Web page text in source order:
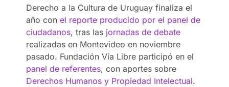
Derecho a la Cultura de Uruguay finaliza el
año conel reporte producido por el panel de
ciudadanos, tras las jornadas de debate
realizadas en Montevideo en noviembre
pasado. Fundación Vía Libre participó en el
panel de referentes, con aportes sobre
Derechos Humanos y Propiedad Intelectual.